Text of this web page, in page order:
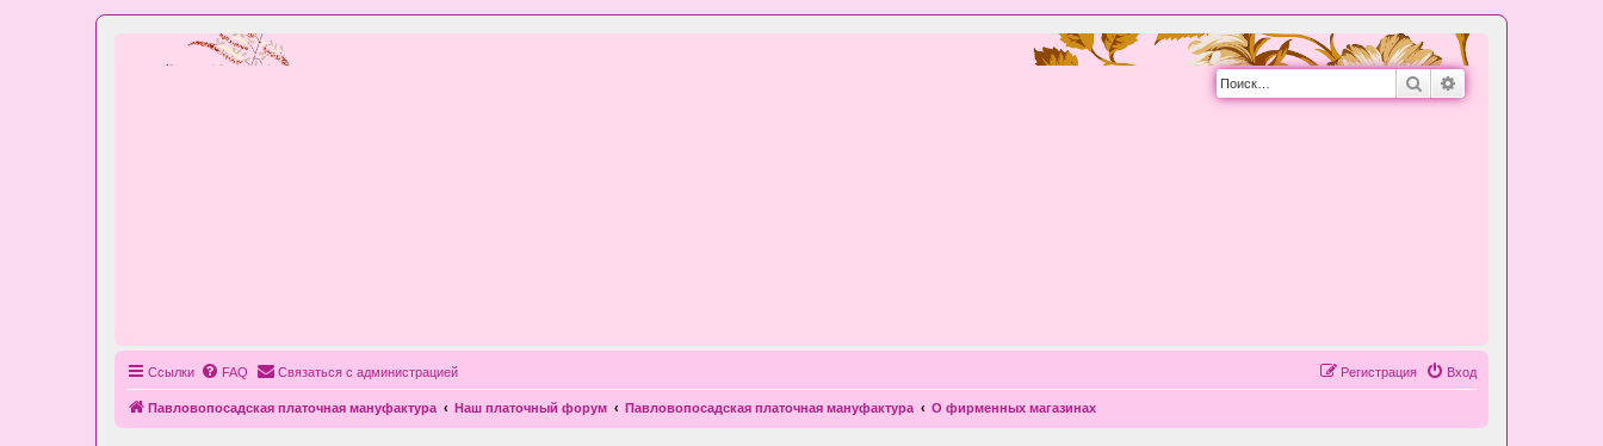
Поиск
Ссылки FAQ Связаться с администрацией Вход
Регистрация
Павловопосадская платочная мануфактура Наш платочный форум Павловопосадская платочная мануфактура О фирменных магазинах